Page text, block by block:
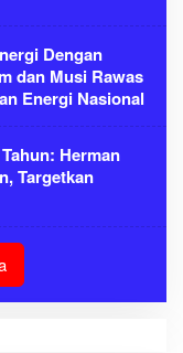
Dengan
dan Musi Rawas
Energi Nasional
Herman
Targetkan